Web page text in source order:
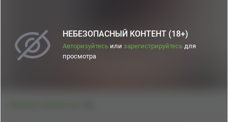
НЕБЕЗОПАСНЫЙ КОНТЕНТ (18+)
Авторизуйтесь или зарегистрируйтесь для
просмотра